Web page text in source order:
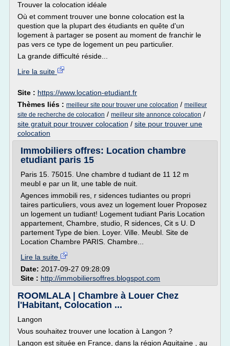
Trouver la colocation idéale
Où et comment trouver une bonne colocation est la
question que la plupart des étudiants en quête d'un
logement à partager se posent au moment de franchir le
pas vers ce type de logement un peu particulier.
La grande difficulté réside...
Lire la suite
Site : https://www.location-etudiant.fr
Thèmes liés : meilleur site pour trouver une colocation / meilleur
site de recherche de colocation / meilleur site annonce colocation /
site gratuit pour trouver colocation / site pour trouver une
colocation
Immobiliers offres: Location chambre
etudiant paris 15
Paris 15. 75015. Une chambre d tudiant de 11 12 m
meubl e par un lit, une table de nuit.
Agences immobili res, r sidences tudiantes ou propri
taires particuliers, vous avez un logement louer Proposez
un logement un tudiant! Logement tudiant Paris Location
appartement, Chambre, studio, R sidences, Cit s U. D
partement Type de bien. Loyer. Ville. Meubl. Site de
Location Chambre PARIS. Chambre...
Lire la suite
Date: 2017-09-27 09:28:09
Site : http://immobiliersoffres.blogspot.com
ROOMLALA | Chambre à Louer Chez
l'Habitant, Colocation ...
Langon
Vous souhaitez trouver une location à Langon ?
Langon est située en France, dans la région Aquitaine , au